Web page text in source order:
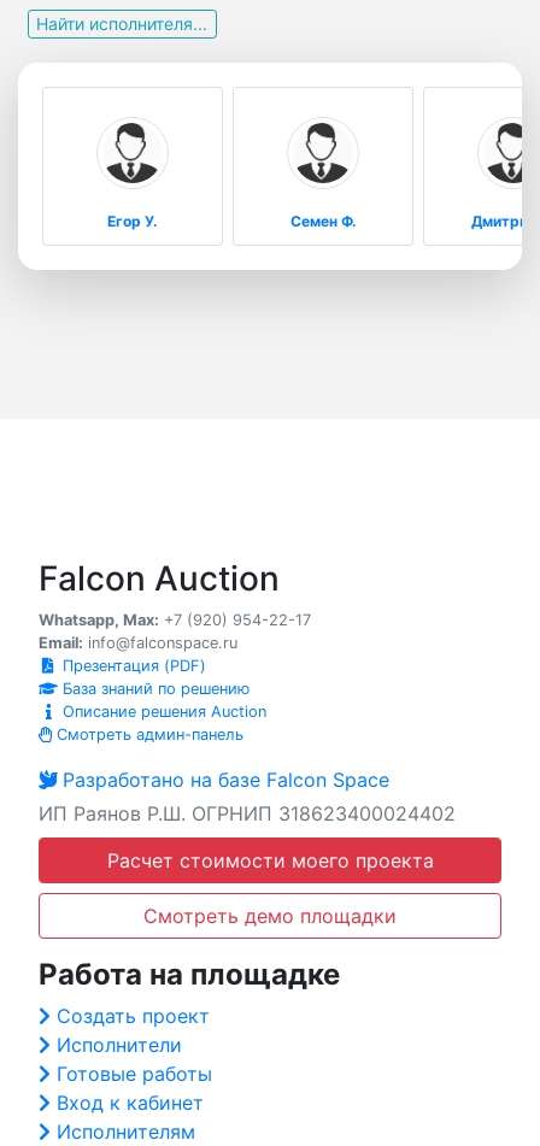
Найти исполнителя...
Егор У. Семен Ф. Дмитрий
Falcon Auction
Whatsapp, Max: +7 (920) 954-22-17
Email: info@falconspace.ru
Презентация (PDF)
База знаний по решению
Описание решения Auction
Смотреть админ-панель
Разработано на базе Falcon Space
ИП Раянов Р.Ш. ОГРНИП 318623400024402
Расчет стоимости моего проекта
Смотреть демо площадки
Работа на площадке
Создать проект
Исполнители
Готовые работы
Вход к кабинет
Исполнителям